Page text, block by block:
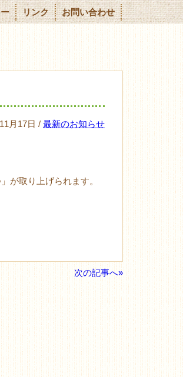
リンク お問い合わせ
月17日 / 最新のお知らせ
が取り上げられます。
次の記事へ»